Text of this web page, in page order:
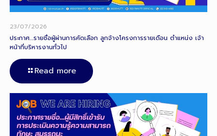
23/07/2026
ประกาศ…รายชื่อผู้ผ่านการคัดเลือก ลูกจ้างโครงการรายเดือน ตำแหน่ง เจ้า
หน้าที่บริหารงานทั่วไป
Read more